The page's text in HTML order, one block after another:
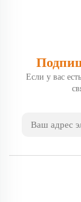
Если у вас